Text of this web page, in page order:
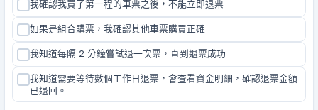
我確認我買了第一程的車票之後，不能立即退票
如果是組合購票，我確認其他車票購買正確
我知道每隔 2 分鐘嘗試退一次票，直到退票成功
我知道需要等待數個工作日退票，會查看資金明細，確認退票金額
已退回。